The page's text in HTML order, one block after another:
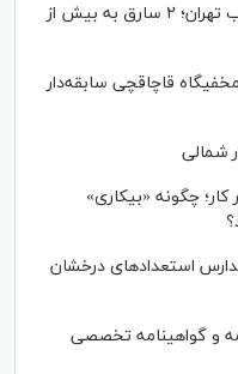
پایان جولان موبایل‌قاپ‌های جنوب تهران؛ ۲ سارق به بیش از
مخفیگاه قاچاقچی سابقه‌دار
شمالی
چگونه «بیکاری»
استعدادهای درخشان
و گواهینامه تخصصی